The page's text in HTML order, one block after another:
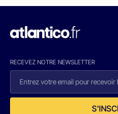
RECEVEZ NOTRE NEWSLETTER